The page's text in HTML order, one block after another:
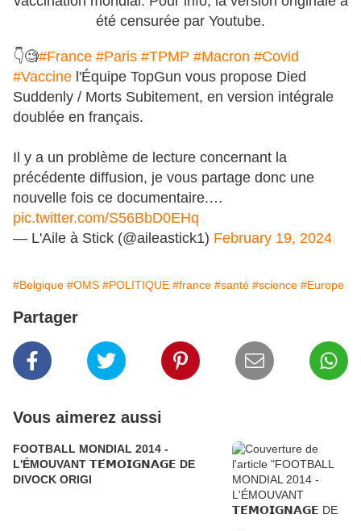
été censurée par Youtube.
👇🧐#France #Paris #TPMP #Macron #Covid
#Vaccine l'Équipe TopGun vous propose Died
Suddenly / Morts Subitement, en version intégrale
doublée en français.
Il y a un problème de lecture concernant la
précédente diffusion, je vous partage donc une
nouvelle fois ce documentaire.…
pic.twitter.com/S56BbD0EHq
— L'Aile à Stick (@aileastick1) February 19, 2024
#Belgique #OMS #POLITIQUE #france #santé #science #Europe
Partager
Vous aimerez aussi
FOOTBALL MONDIAL 2014 -
L'ÉMOUVANT 𝗧𝗘́𝗠𝗢𝗜𝗚𝗡𝗔𝗚𝗘 DE
DIVOCK ORIGI